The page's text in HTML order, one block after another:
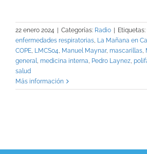
22 enero 2024 Categorías: Radio Etiquetas:
enfermedades respiratorias, La Mañana en
COPE, LMCS04, Manuel Maynar, mascarillas,
general, medicina interna, Pedro Laynez,
salud
Más información